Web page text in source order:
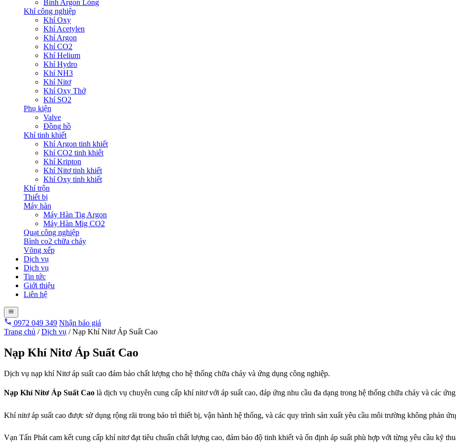
Bình Argon Lỏng
Khí công nghiệp
Khí Oxy
Khí Acetylen
Khí Argon
Khí CO2
Khí Helium
Khí Hydro
Khí NH3
Khí Nitơ
Khí Oxy Thở
Khí SO2
Phụ kiện
Valve
Đồng hồ
Khí tinh khiết
Khí Argon tinh khiết
Khí CO2 tinh khiết
Khí Kripton
Khí Nitơ tinh khiết
Khí Oxy tinh khiết
Khí trộn
Thiết bị
Máy hàn
Máy Hàn Tig Argon
Máy Hàn Mig CO2
Quạt công nghiệp
Bình co2 chữa cháy
Võng xếp
Dịch vụ
Dịch vụ
Tin tức
Giới thiệu
Liên hệ
0972 049 349 Nhận báo giá
Trang chủ / Dịch vụ / Nạp Khí Nitơ Áp Suất Cao
Nạp Khí Nitơ Áp Suất Cao
Dịch vụ nạp khí Nitơ áp suất cao đảm bảo chất lượng cho hệ thống chữa cháy và ứng dụng công nghiệp.
Nạp Khí Nitơ Áp Suất Cao là dịch vụ chuyên cung cấp khí nitơ với áp suất cao, đáp ứng nhu cầu đa dạng trong hệ thống chữa cháy và các
Khí nitơ áp suất cao được sử dụng rộng rãi trong bảo trì thiết bị, vận hành hệ thống, và các quy trình sản xuất yêu cầu môi trường không phản
Vạn Tấn Phát cam kết cung cấp khí nitơ đạt tiêu chuẩn chất lượng cao, đảm bảo độ tinh khiết và ổn định áp suất phù hợp với từng yêu cầu kỹ